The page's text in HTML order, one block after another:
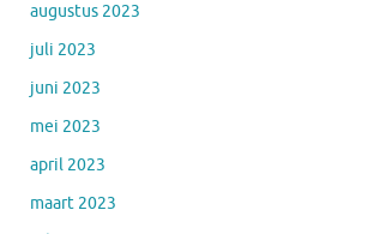
augustus 2023
juli 2023
juni 2023
mei 2023
april 2023
maart 2023